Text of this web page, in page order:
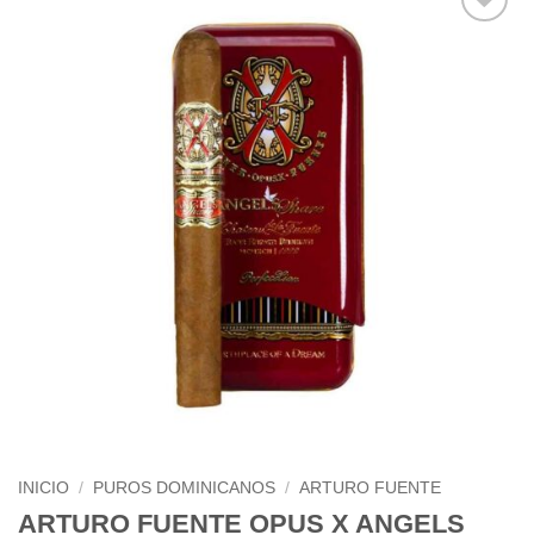
INICIO / PUROS DOMINICANOS / ARTURO FUENTE
ARTURO FUENTE OPUS X ANGELS